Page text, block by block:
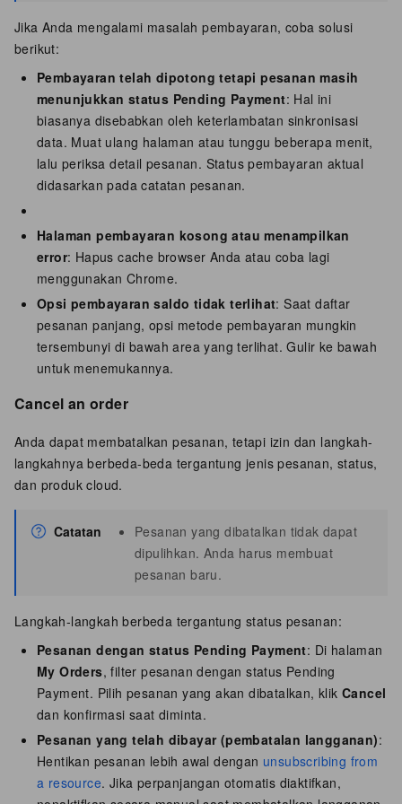
Jika Anda mengalami masalah pembayaran, coba solusi
berikut:
Pembayaran telah dipotong tetapi pesanan masih
menunjukkan status Pending Payment: Hal ini
biasanya disebabkan oleh keterlambatan sinkronisasi
data. Muat ulang halaman atau tunggu beberapa menit,
lalu periksa detail pesanan. Status pembayaran aktual
didasarkan pada catatan pesanan.
Halaman pembayaran kosong atau menampilkan
error: Hapus cache browser Anda atau coba lagi
menggunakan Chrome.
Opsi pembayaran saldo tidak terlihat: Saat daftar
pesanan panjang, opsi metode pembayaran mungkin
tersembunyi di bawah area yang terlihat. Gulir ke bawah
untuk menemukannya.
Cancel an order
Anda dapat membatalkan pesanan, tetapi izin dan langkah-
langkahnya berbeda-beda tergantung jenis pesanan, status,
dan produk cloud.
Catatan
Pesanan yang dibatalkan tidak dapat
dipulihkan. Anda harus membuat
pesanan baru.
Langkah-langkah berbeda tergantung status pesanan:
Pesanan dengan status Pending Payment: Di halaman
My Orders, filter pesanan dengan status Pending
Payment. Pilih pesanan yang akan dibatalkan, klik Cancel
dan konfirmasi saat diminta.
Pesanan yang telah dibayar (pembatalan langganan):
Hentikan pesanan lebih awal dengan unsubscribing from
a resource. Jika perpanjangan otomatis diaktifkan,